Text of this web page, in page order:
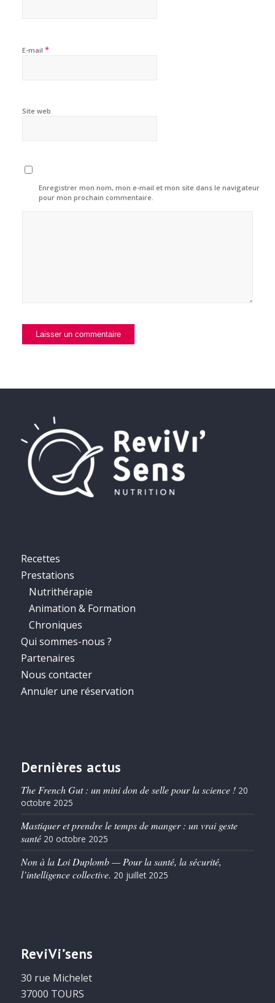
E-mail *
Site web
Enregistrer mon nom, mon e-mail et mon site dans le navigateur
pour mon prochain commentaire.
Recettes
Prestations
Nutrithérapie
Animation & Formation
Chroniques
Qui sommes-nous ?
Partenaires
Nous contacter
Annuler une réservation
Dernières actus
The French Gut : un mini don de selle pour la science ! 20
octobre 2025
Mastiquer et prendre le temps de manger : un vrai geste
santé 20 octobre 2025
Non à la Loi Duplomb — Pour la santé, la sécurité,
l’intelligence collective. 20 juillet 2025
ReviVi’sens
30 rue Michelet
37000 TOURS